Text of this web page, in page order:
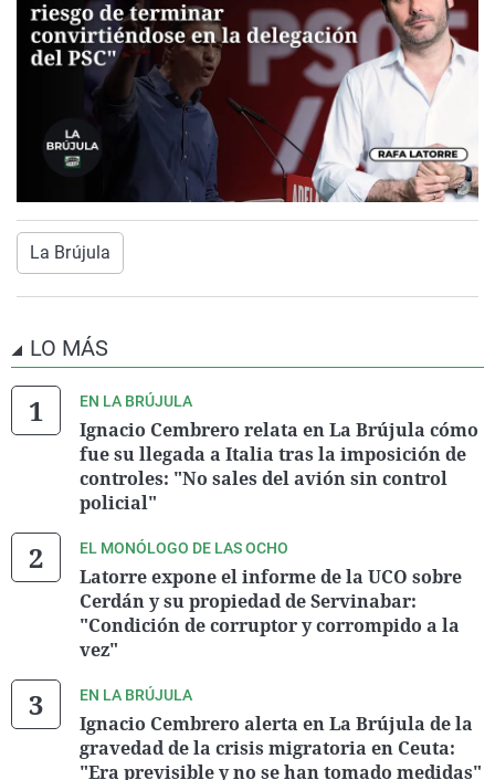
La Brújula
LO MÁS
EN LA BRÚJULA
Ignacio Cembrero relata en La Brújula cómo
fue su llegada a Italia tras la imposición de
controles: "No sales del avión sin control
policial"
EL MONÓLOGO DE LAS OCHO
Latorre expone el informe de la UCO sobre
Cerdán y su propiedad de Servinabar:
"Condición de corruptor y corrompido a la
vez"
EN LA BRÚJULA
Ignacio Cembrero alerta en La Brújula de la
gravedad de la crisis migratoria en Ceuta:
"Era previsible y no se han tomado medidas"